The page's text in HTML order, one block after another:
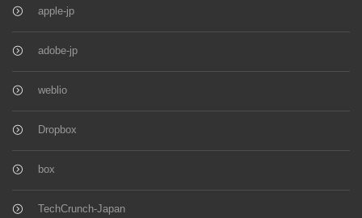
apple-jp
adobe-jp
weblio
Dropbox
box
TechCrunch-Japan